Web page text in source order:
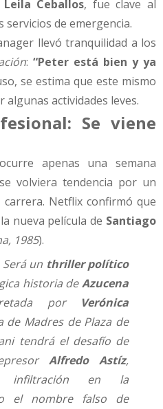
Leila Ceballos, fue clave al
de emergencia.
llevó tranquilidad a los
:“Peter está bien y ya
se estima que este mismo
actividades leves.
Se viene
apenas una semana
volviera tendencia por un
Netflix confirmó que
nueva película de Santiago
1985).
Será un thriller político
historia deAzucena
por
Verónica
de Madres de Plaza de
tendrá el desafío de
Alfredo Astíz,
infiltración en la
el nombre falso de